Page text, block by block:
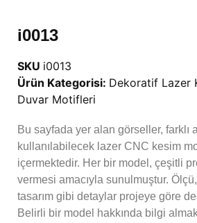
i0013
SKU i0013
Ürün Kategorisi: Dekoratif Lazer
Duvar Motifleri
Bu sayfada yer alan görseller, farklı
kullanılabilecek lazer CNC kesim
içermektedir. Her bir model, çeşitli
vermesi amacıyla sunulmuştur.
tasarım gibi detaylar projeye göre
Belirli bir model hakkında bilgi